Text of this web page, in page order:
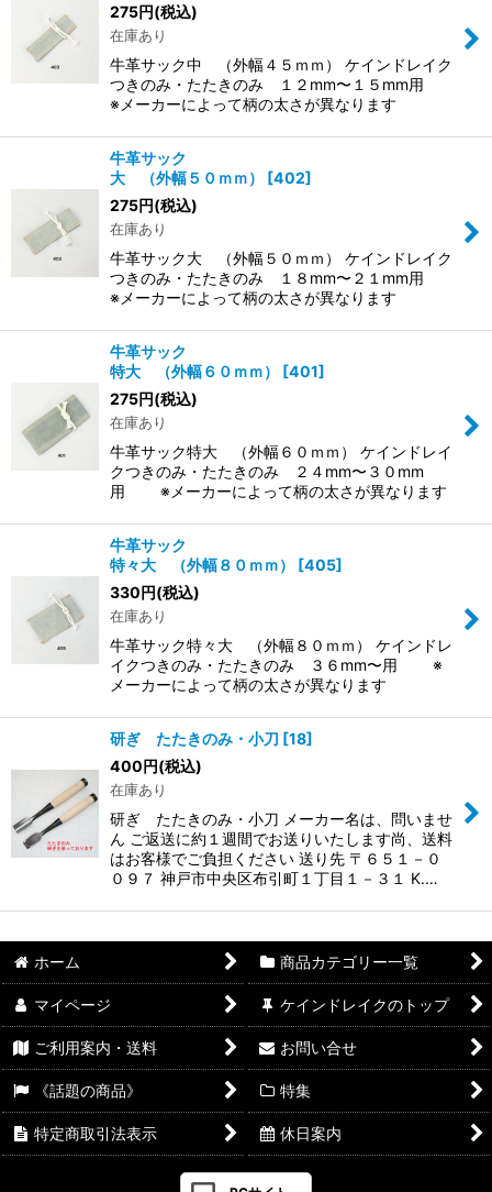
275円(税込)
在庫あり
牛革サック中 （外幅４５ｍｍ） ケインドレイク
つきのみ・たたきのみ １２mm〜１５mm用
※メーカーによって柄の太さが異なります
牛革サック
大 （外幅５０ｍｍ）
[402]
275円(税込)
在庫あり
牛革サック大 （外幅５０ｍｍ） ケインドレイク
つきのみ・たたきのみ １８mm〜２１mm用
※メーカーによって柄の太さが異なります
牛革サック
特大 （外幅６０ｍｍ）
[401]
275円(税込)
在庫あり
牛革サック特大 （外幅６０ｍｍ） ケインドレイ
クつきのみ・たたきのみ ２４mm〜３０mm
用 ※メーカーによって柄の太さが異なります
牛革サック
特々大 （外幅８０ｍｍ）
[405]
330円(税込)
在庫あり
牛革サック特々大 （外幅８０ｍｍ） ケインドレ
イクつきのみ・たたきのみ ３６mm〜用 ※
メーカーによって柄の太さが異なります
研ぎ たたきのみ・小刀 [18]
400円(税込)
在庫あり
研ぎ たたきのみ・小刀 メーカー名は、問いませ
ん ご返送に約１週間でお送りいたします尚、送料
はお客様でご負担ください 送り先 〒６５１－０
０９７ 神戸市中央区布引町１丁目１－３１ K.…
ホーム 商品カテゴリー一覧
マイページ ケインドレイクのトップ
ご利用案内・送料 お問い合せ
《話題の商品》 特集
特定商取引法表示 休日案内